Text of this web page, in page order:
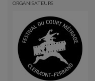
ORGANISATEURS